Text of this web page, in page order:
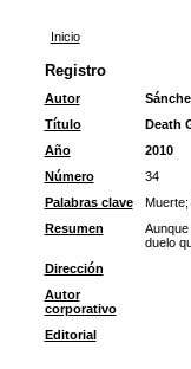
Inicio
Registro
Autor
Título
Death
Año
2010
Número
34
Palabras clave
Muerte;
Resumen
duelo
Dirección
Autor
corporativo
Editorial